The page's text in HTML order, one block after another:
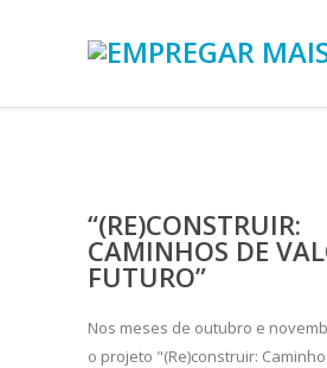
“(RE)CONSTRUIR:
CAMINHOS DE
FUTURO”
Nos meses de outubro e
o projeto "(Re)construir: